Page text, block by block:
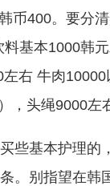
币400。要分
基本1000韩
右 牛肉
，头绳9000左
些基本护理的
。别指望在韩